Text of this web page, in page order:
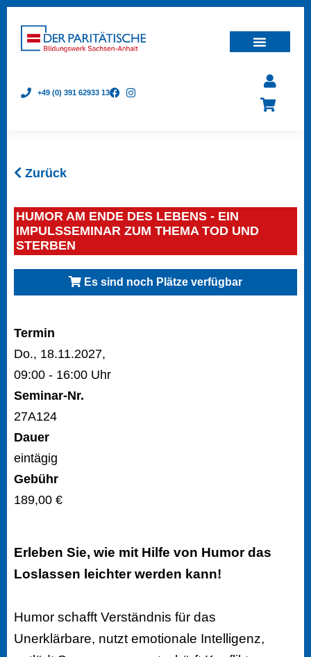
+49 (0) 391 62933 13
Zurück
HUMOR AM ENDE DES LEBENS - EIN
IMPULSSEMINAR ZUM THEMA TOD UND
STERBEN
Es sind noch Plätze verfügbar
Termin
Do., 18.11.2027,
09:00 - 16:00 Uhr
Seminar-Nr.
27A124
Dauer
eintägig
Gebühr
189,00 €
Erleben Sie, wie mit Hilfe von Humor das
Loslassen leichter werden kann!
Humor schafft Verständnis für das
Unerklärbare, nutzt emotionale Intelligenz,